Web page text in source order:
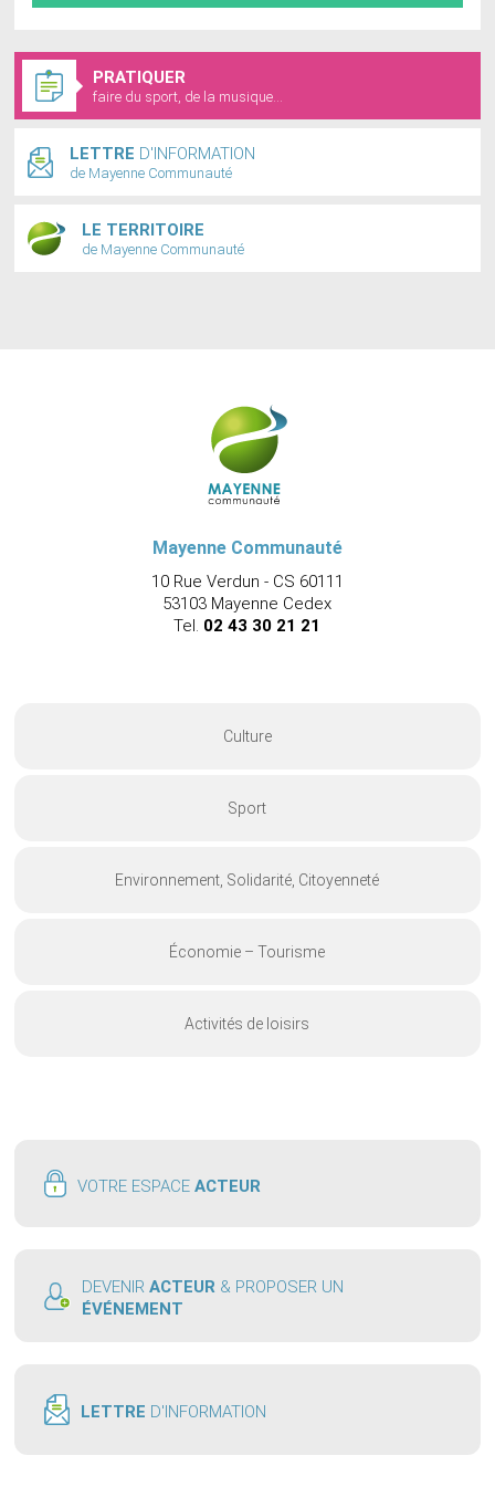
PRATIQUER
faire du sport, de la musique...
LETTRE D'INFORMATION
de Mayenne Communauté
LE TERRITOIRE
de Mayenne Communauté
Mayenne Communauté
10 Rue Verdun - CS 60111
53103 Mayenne Cedex
Tel. 02 43 30 21 21
Culture
Sport
Environnement, Solidarité, Citoyenneté
Économie – Tourisme
Activités de loisirs
VOTRE ESPACEACTEUR
DEVENIRACTEUR & PROPOSER UN
ÉVÉNEMENT
LETTRE D'INFORMATION